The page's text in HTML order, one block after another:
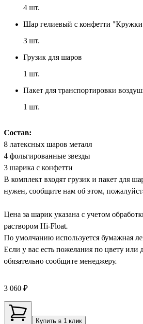
4 шт.
Шар гелиевый с конфетти "Кружки
3 шт.
Грузик для шаров
1 шт.
Пакет для транспортировки
1 шт.
Состав:
8 латексных шаров металл
4 фольгированные звезды
3 шарика с конфетти
В комплект входят грузик и пакет для
нужен, сообщите нам об этом,
Цена за шарик указана с учетом
раствором Hi-Float.
По умолчанию используется бумажная
Если у вас есть пожелания по цвету или
обязательно сообщите менеджеру.
3 060 ₽
Купить в 1 клик